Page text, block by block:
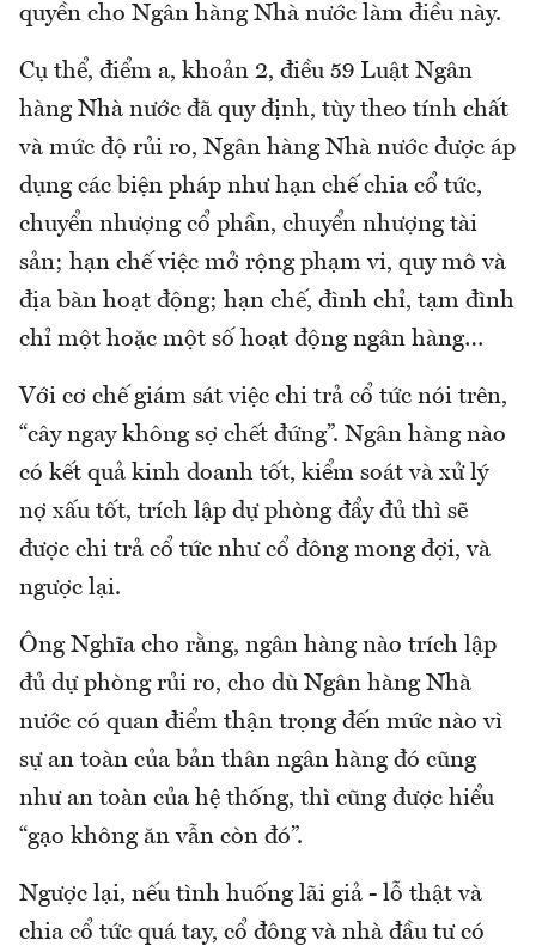
quyền cho Ngân hàng Nhà nước làm điều này.
Cụ thể, điểm a, khoản 2, điều 59 Luật Ngân
hàng Nhà nước đã quy định, tùy theo tính chất
và mức độ rủi ro, Ngân hàng Nhà nước được áp
dụng các biện pháp như hạn chế chia cổ tức,
chuyển nhượng cổ phần, chuyển nhượng tài
sản; hạn chế việc mở rộng phạm vi, quy mô và
địa bàn hoạt động; hạn chế, đình chỉ, tạm đình
chỉ một hoặc một số hoạt động ngân hàng…
Với cơ chế giám sát việc chi trả cổ tức nói trên,
“cây ngay không sợ chết đứng”. Ngân hàng nào
có kết quả kinh doanh tốt, kiểm soát và xử lý
nợ xấu tốt, trích lập dự phòng đẩy đủ thì sẽ
được chi trả cổ tức như cổ đông mong đợi, và
ngược lại.
Ông Nghĩa cho rằng, ngân hàng nào trích lập
đủ dự phòng rủi ro, cho dù Ngân hàng Nhà
nước có quan điểm thận trọng đến mức nào vì
sự an toàn của bản thân ngân hàng đó cũng
như an toàn của hệ thống, thì cũng được hiểu
“gạo không ăn vẫn còn đó”.
Ngược lại, nếu tình huống lãi giả - lỗ thật và
chia cổ tức quá tay, cổ đông và nhà đầu tư có